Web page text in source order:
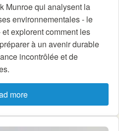
Munroe qui analysent la
environnementales - le
explorent comment les
à un avenir durable
incontrôlée et de
more